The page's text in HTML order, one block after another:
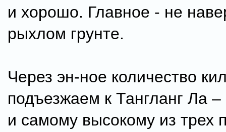
и хорошо. Главное - не
рыхлом грунте.
Через эн-ное количество
подъезжаем к Тангланг Ла
и самому высокому из трех